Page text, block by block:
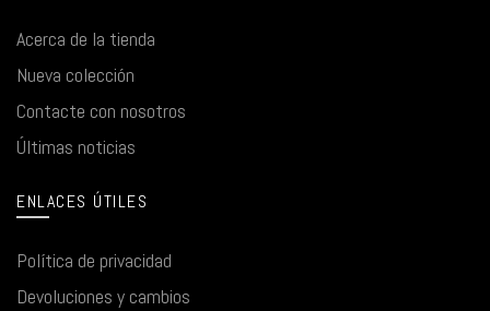
Acerca de la tienda
Nueva colección
Contacte con nosotros
Últimas noticias
ENLACES ÚTILES
Política de privacidad
Devoluciones y cambios